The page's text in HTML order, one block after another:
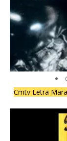
Cmtv Letra